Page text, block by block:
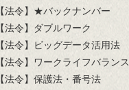
【法令】★バックナンバー
【法令】ダブルワーク
【法令】ビッグデータ活用法
【法令】ワークライフバランス
【法令】保護法・番号法